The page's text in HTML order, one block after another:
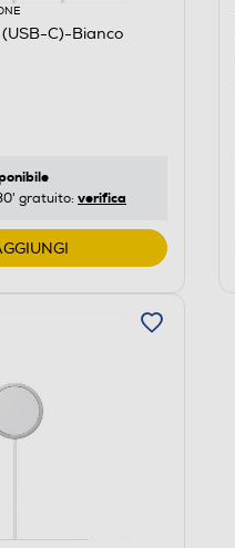
C)-Bianco
gratuito: verifica